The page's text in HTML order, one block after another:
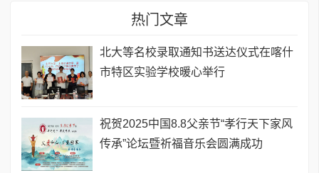
热门文章
北大等名校录取通知书送达仪式在喀什
市特区实验学校暖心举行
祝贺2025中国8.8父亲节“孝行天下家风
传承”论坛暨祈福音乐会圆满成功